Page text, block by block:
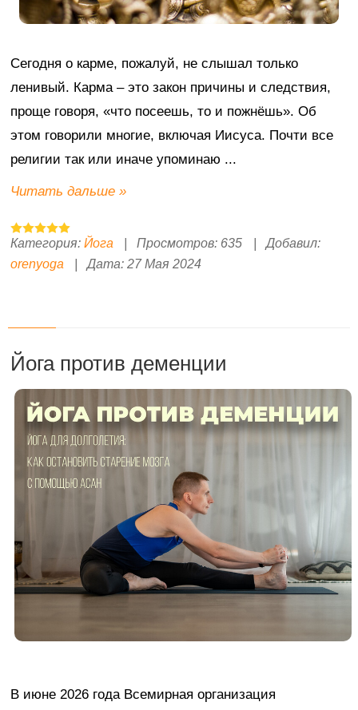
Сегодня о карме, пожалуй, не слышал только
ленивый. Карма – это закон причины и следствия,
проще говоря, «что посеешь, то и пожнёшь». Об
этом говорили многие, включая Иисуса. Почти все
религии так или иначе упоминаю ...
Читать дальше »
Категория: Йога Просмотров: 635
Добавил:
orenyoga
Дата: 27 Мая 2024
Йога против деменции
В июне 2026 года Всемирная организация